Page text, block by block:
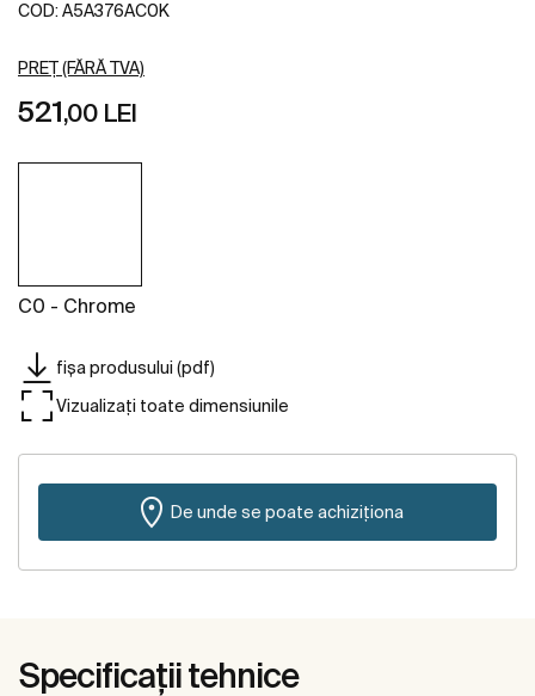
COD: A5A376AC0K
PREȚ (FĂRĂ TVA)
521,00 LEI
C0 - Chrome
fișa produsului (pdf)
Vizualizați toate dimensiunile
De unde se poate achiziționa
Specificații tehnice